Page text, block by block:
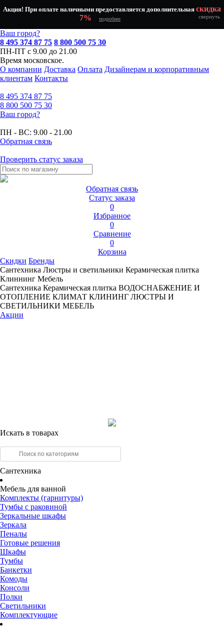
Акция! При оплате наличными предоставляется дополнительная скидка
7%
подробнее свернуть
Ваш город?
8 495 374 87 75 8 800 500 75 30
ПН-ПТ с 9.00 до 21.00
Время московское.
О компании Доставка Оплата Дизайнерам и корпоративным
клиентам Контакты
8 495 374 87 75
8 800 500 75 30
Ваш город?
ПН - ВС: 9.00 - 21.00
Обратная связь
Проверить статус заказа
Обратная связь
Статус заказа
0
Избранное
0
Сравнение
0
Корзина
Скидки Бренды
Сантехника Люстры и светильники Керамическая плитка
Клиннинг Мебель
Сантехника Керамическая плитка ВОДОСНАБЖЕНИЕ И
ОТОПЛЕНИЕ КЛИМАТ КЛИНИНГ ЛЮСТРЫ И
СВЕТИЛЬНИКИ МЕБЕЛЬ
Акции
Искать в товарах
Сантехника
Мебель для ванной
Комплекты (гарнитуры)
Тумбы с раковиной
Зеркальные шкафы
Зеркала
Пеналы
Готовые решения
Шкафы
Тумбы
Банкетки
Комоды
Консоли
Полки
Светильники
Комплектующие